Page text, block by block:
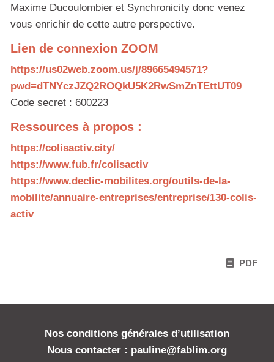
Maxime Ducoulombier et Synchronicity donc venez
vous enrichir de cette autre perspective.
Lien de connexion ZOOM
https://us02web.zoom.us/j/89665494571?
pwd=dTNYczJZQ2ROQkU5K2RwSmZnTEttUT09
Code secret : 600223
Ressources à propos :
https://colisactiv.city/
https://www.fub.fr/colisactiv
https://www.declic-mobilites.org/outils-de-la-
mobilite/annuaire-entreprises/entreprise/130-colis-
activ
PDF
Nos conditions générales d’utilisation
Nous contacter : pauline@fablim.org